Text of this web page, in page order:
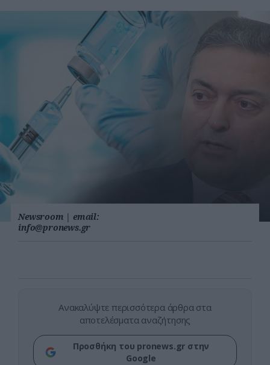
Newsroom | email:
info@pronews.gr
Ανακαλύψτε περισσότερα άρθρα στα
αποτελέσματα αναζήτησης
Προσθήκη του pronews.gr στην
Google